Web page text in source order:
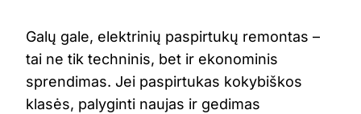
Galų gale, elektrinių paspirtukų remontas –
tai ne tik techninis, bet ir ekonominis
sprendimas. Jei paspirtukas kokybiškos
klasės, palyginti naujas ir gedimas